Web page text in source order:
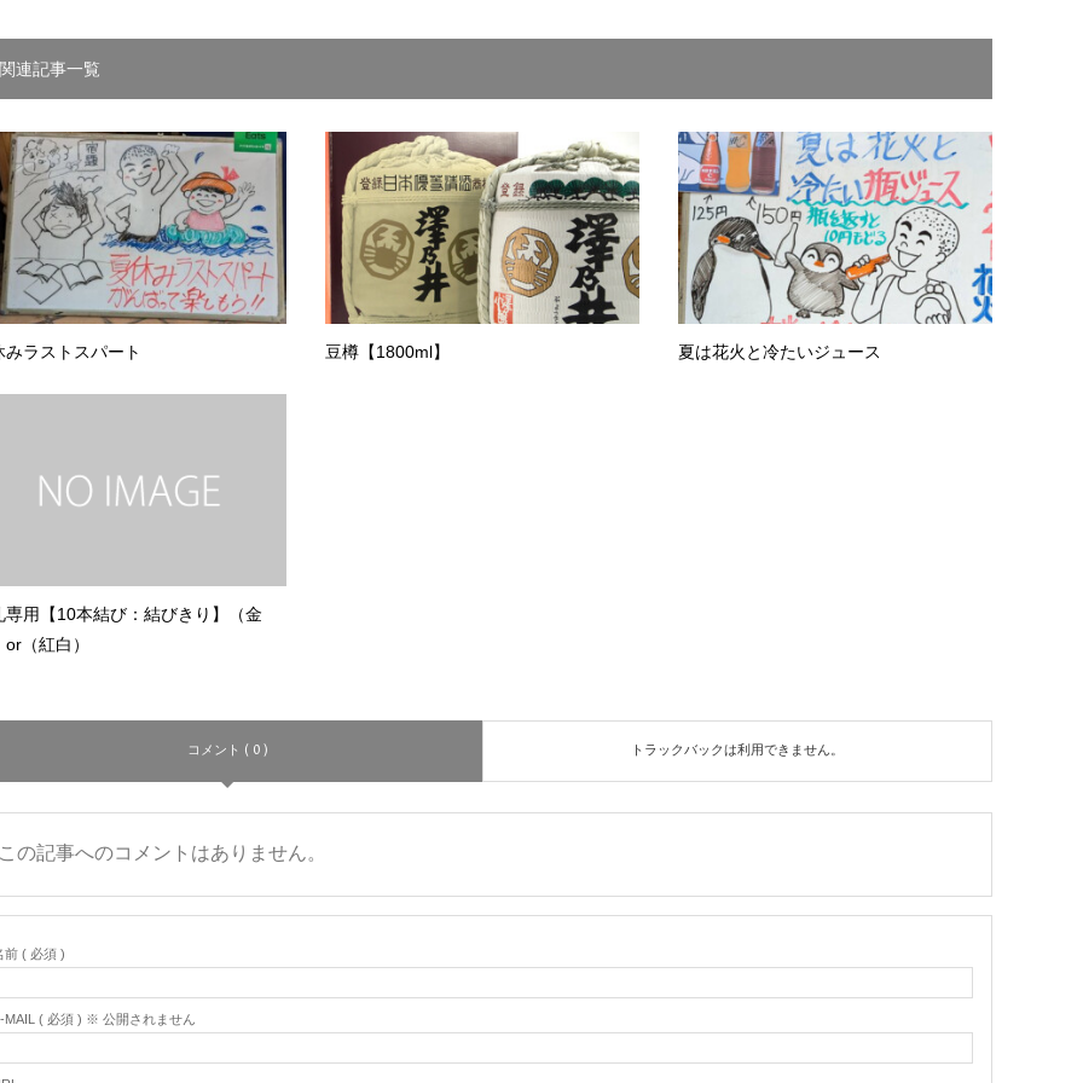
連記事一覧
みラストスパート 豆樽【1800ml】 夏は花火と冷たいジュース
専用【10本結び：結びきり】（金
（紅白）
コメント ( 0 ) トラックバックは利用できません。
の記事へのコメントはありません。
前 ( 必須 )
MAIL ( 必須 ) ※ 公開されません